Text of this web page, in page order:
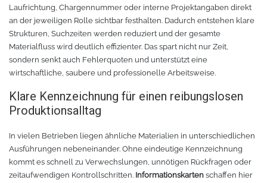
Oramask
Oraguard Laminierfolie
Magnetfolie
Antigraffiti-Folie
Tafelfolie
Lineale
Lineal Zubehör
Schildwerkzeug
Montagewerkzeug
Trommeln
Laufrichtung, Chargennummer oder interne Projektangaben direkt
an der jeweiligen Rolle sichtbar festhalten. Dadurch entstehen klare
Strukturen, Suchzeiten werden reduziert und der gesamte
Materialfluss wird deutlich effizienter. Das spart nicht nur Zeit,
sondern senkt auch Fehlerquoten und unterstützt eine
wirtschaftliche, saubere und professionelle Arbeitsweise.
Klare Kennzeichnung für einen reibungslosen
Produktionsalltag
In vielen Betrieben liegen ähnliche Materialien in unterschiedlichen
Ausführungen nebeneinander. Ohne eindeutige Kennzeichnung
kommt es schnell zu Verwechslungen, unnötigen Rückfragen oder
zeitaufwendigen Kontrollschritten. Informationskarten schaffen hier